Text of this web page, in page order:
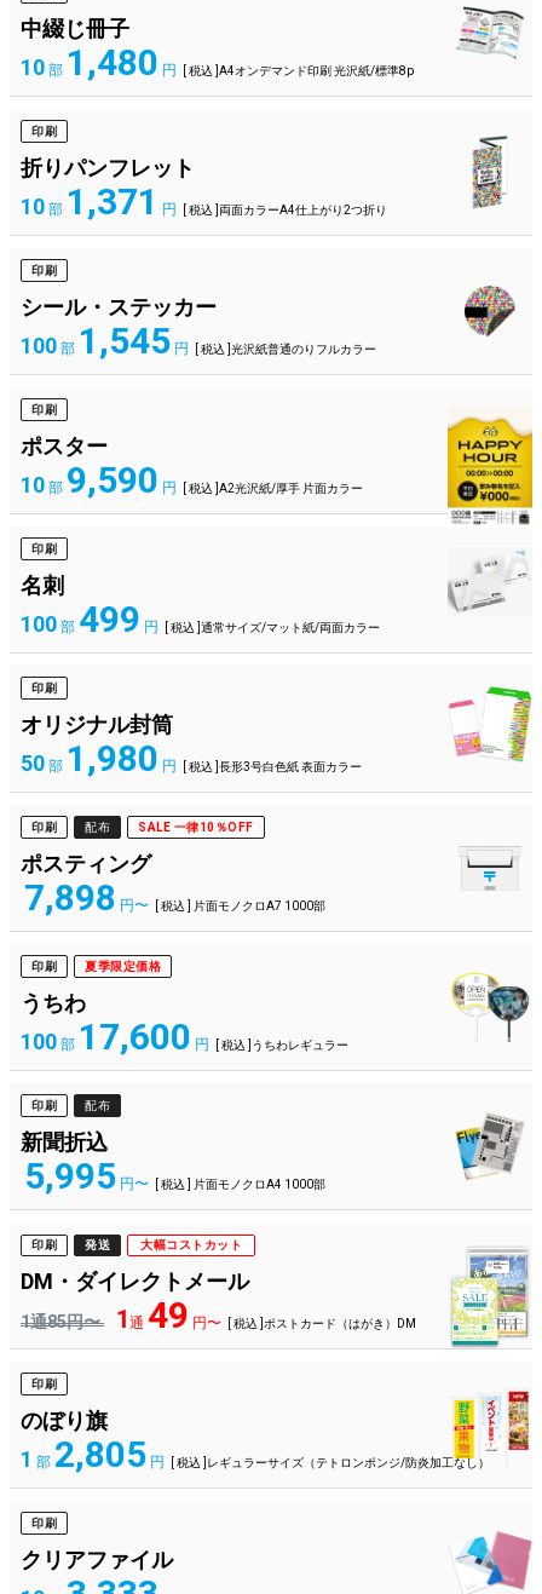
中綴じ冊子
10 部 1,480 円 [ 税込 ]A4オンデマンド印刷 光沢紙/標準8p
印刷
折りパンフレット
10 部 1,371 円 [ 税込 ]両面カラーA4仕上がり2つ折り
印刷
シール・ステッカー
100 部 1,545 円 [ 税込 ]光沢紙普通のりフルカラー
印刷
ポスター
10 部 9,590 円 [ 税込 ]A2光沢紙/厚手 片面カラー
印刷
名刺
100 部 499 円 [ 税込 ]通常サイズ/マット紙/両面カラー
印刷
オリジナル封筒
50 部 1,980 円 [ 税込 ]長形3号白色紙 表面カラー
印刷 配布 SALE 一律10％OFF
ポスティング
7,898 円〜 [ 税込 ] 片面モノクロA7 1000部
印刷 夏季限定価格
うちわ
100 部 17,600 円 [ 税込 ]うちわレギュラー
印刷 配布
新聞折込
5,995 円〜 [ 税込 ] 片面モノクロA4 1000部
印刷 発送 大幅コストカット
DM・ダイレクトメール
1通85円〜 1 通 49 円〜 [ 税込 ]ポストカード（はがき）DM
印刷
のぼり旗
1 部 2,805 円 [ 税込 ]レギュラーサイズ（テトロンポンジ/防炎加工なし）
印刷
クリアファイル